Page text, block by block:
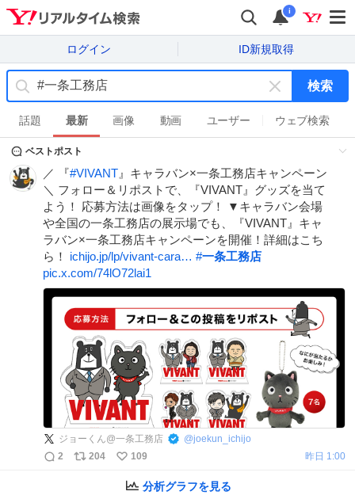
i
ログイン ID新規取得
キ
ー
ワ
ド
を
消
す
検索
話題 最新 画像 動画 ユーザー ウェブ検索
ベストポスト
／ 『#VIVANT 』キャラバン×一条工務店キャンペーン
＼ フォロー＆リポストで、『VIVANT』グッズを当て
よう！ 応募方法は画像をタップ！ ▼キャラバン会場
や全国の一条工務店の展示場でも、『VIVANT』キャ
ラバン×一条工務店キャンペーンを開催！詳細はこち
ら！ ichijo.jp/lp/vivant-cara… #一条工務店
pic.x.com/74lO72lai1
ジョーくん@一条工務店 @joekun_ichijo
2
204 109 昨日 1:00
分析グラフを見る